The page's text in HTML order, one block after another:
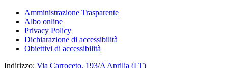
Amministrazione Trasparente
Albo online
Privacy Policy
Dichiarazione di accessibilità
Obiettivi di accessibilità
Indirizzo: Via Carroceto, 193/A Aprilia (LT)